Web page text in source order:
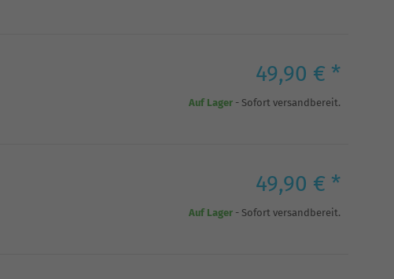
49,90 € *
Auf Lager - Sofort versandbereit.
49,90 € *
Auf Lager - Sofort versandbereit.